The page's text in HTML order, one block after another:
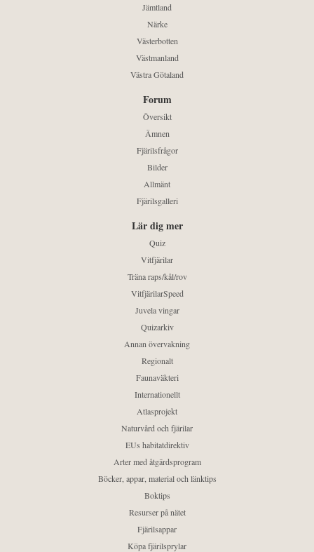
Jämtland
Närke
Västerbotten
Västmanland
Västra Götaland
Forum
Översikt
Ämnen
Fjärilsfrågor
Bilder
Allmänt
Fjärilsgalleri
Lär dig mer
Quiz
Vitfjärilar
Träna raps/kål/rov
VitfjärilarSpeed
Juvela vingar
Quizarkiv
Annan övervakning
Regionalt
Faunaväkteri
Internationellt
Atlasprojekt
Naturvård och fjärilar
EUs habitatdirektiv
Arter med åtgärdsprogram
Böcker, appar, material och länktips
Boktips
Resurser på nätet
Fjärilsappar
Köpa fjärilsprylar